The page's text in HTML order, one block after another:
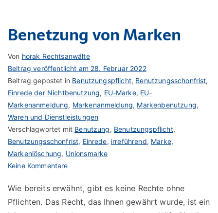
Benetzung von Marken
Von horak Rechtsanwälte
Beitrag veröffentlicht am 28. Februar 2022
Beitrag gepostet in Benutzungspflicht, Benutzungsschonfrist,
Einrede der Nichtbenutzung, EU-Marke, EU-
Markenanmeldung, Markenanmeldung, Markenbenutzung,
Waren und Dienstleistungen
Verschlagwortet mit Benutzung, Benutzungspflicht,
Benutzungsschonfrist, Einrede, irreführend, Marke,
Markenlöschung, Unionsmarke
Keine Kommentarezu
von
Marken
Wie bereits erwähnt, gibt es keine Rechte ohne
Pflichten. Das Recht, das Ihnen gewährt wurde, ist ein